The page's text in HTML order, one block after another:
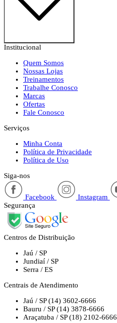
Institucional
Quem Somos
Nossas Lojas
Treinamentos
Trabalhe Conosco
Marcas
Ofertas
Fale Conosco
Serviços
Minha Conta
Política de Privacidade
Política de Uso
Siga-nos
Facebook Instagram
Segurança
Centros de Distribuição
Jaú / SP
Jundiaí / SP
Serra / ES
Centrais de Atendimento
Jaú / SP (14) 3602-6666
Bauru / SP (14) 3878-6666
Araçatuba / SP (18) 2102-6666